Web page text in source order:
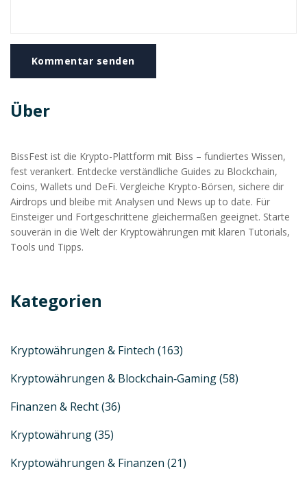
Kommentar senden
Über
BissFest ist die Krypto-Plattform mit Biss – fundiertes Wissen,
fest verankert. Entdecke verständliche Guides zu Blockchain,
Coins, Wallets und DeFi. Vergleiche Krypto-Börsen, sichere dir
Airdrops und bleibe mit Analysen und News up to date. Für
Einsteiger und Fortgeschrittene gleichermaßen geeignet. Starte
souverän in die Welt der Kryptowährungen mit klaren Tutorials,
Tools und Tipps.
Kategorien
Kryptowährungen & Fintech (163)
Kryptowährungen & Blockchain‑Gaming(58)
Finanzen & Recht(36)
Kryptowährung(35)
Kryptowährungen & Finanzen (21)